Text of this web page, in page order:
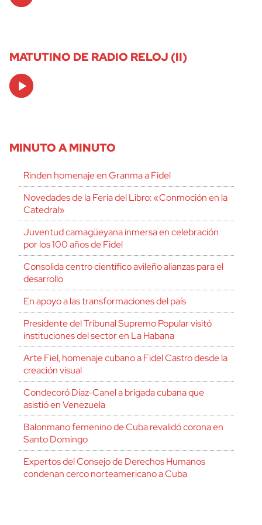
MATUTINO DE RADIO RELOJ (II)
Audio
Player
MINUTO A MINUTO
Rinden homenaje en Granma a Fidel
Novedades de la Feria del Libro: «Conmoción en la
Catedral»
Juventud camagüeyana inmersa en celebración
por los 100 años de Fidel
Consolida centro científico avileño alianzas para el
desarrollo
En apoyo a las transformaciones del país
Presidente del Tribunal Supremo Popular visitó
instituciones del sector en La Habana
Arte Fiel, homenaje cubano a Fidel Castro desde la
creación visual
Condecoró Díaz-Canel a brigada cubana que
asistió en Venezuela
Balonmano femenino de Cuba revalidó corona en
Santo Domingo
Expertos del Consejo de Derechos Humanos
condenan cerco norteamericano a Cuba